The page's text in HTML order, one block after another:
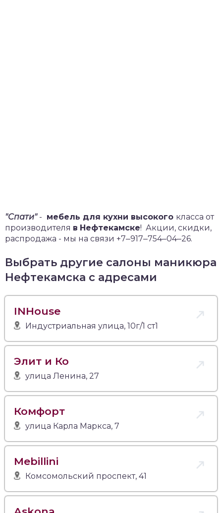
"Спати"- мебель для кухни высокого класса от
производителя в Нефтекамске! Акции, скидки,
распродажа - мы на связи +7‒917‒754‒04‒26.
Выбрать другие салоны маникюра
Нефтекамска с адресами
INHouse
Индустриальная улица, 10г/1 ст1
Элит и Ко
улица Ленина, 27
Комфорт
улица Карла Маркса, 7
Mebillini
Комсомольский проспект, 41